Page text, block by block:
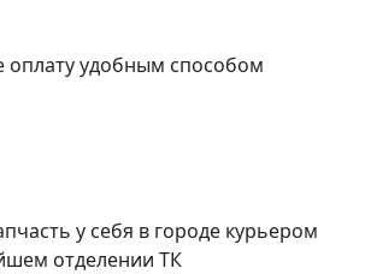
оплату удобным способом
у себя в городе курьером
отделении ТК